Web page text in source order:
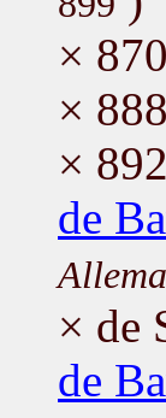
×
×
×
de
× de
de